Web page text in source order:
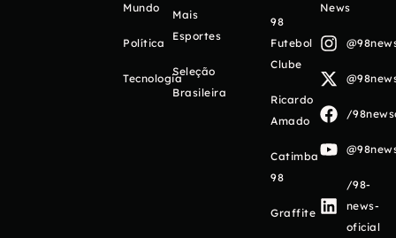
Mundo
Política
Tecnologia
Mais
Esportes
Seleção
Brasileira
98
Futebol
Clube
Ricardo
Amado
Catimba
98
Graffite
News
/
/98-
news-
oficial